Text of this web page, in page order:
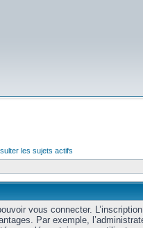
les sujets actifs
vous connecter.
Par exemple,